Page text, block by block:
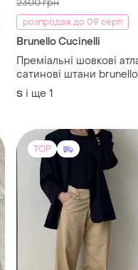
2300 грн
розпродаж до 09 серп
Brunello Cucinelli
Преміальні шовкові
сатинові штани brunello
cucinelli
S і ще 1
TOP